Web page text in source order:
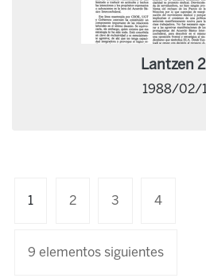
Lantzen
1988/02/
1 2 3 4
9 elementos siguientes